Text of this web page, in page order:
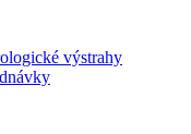
výstrahy